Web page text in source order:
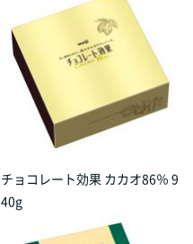
チョコレート効果 カカオ86％ 9
40g